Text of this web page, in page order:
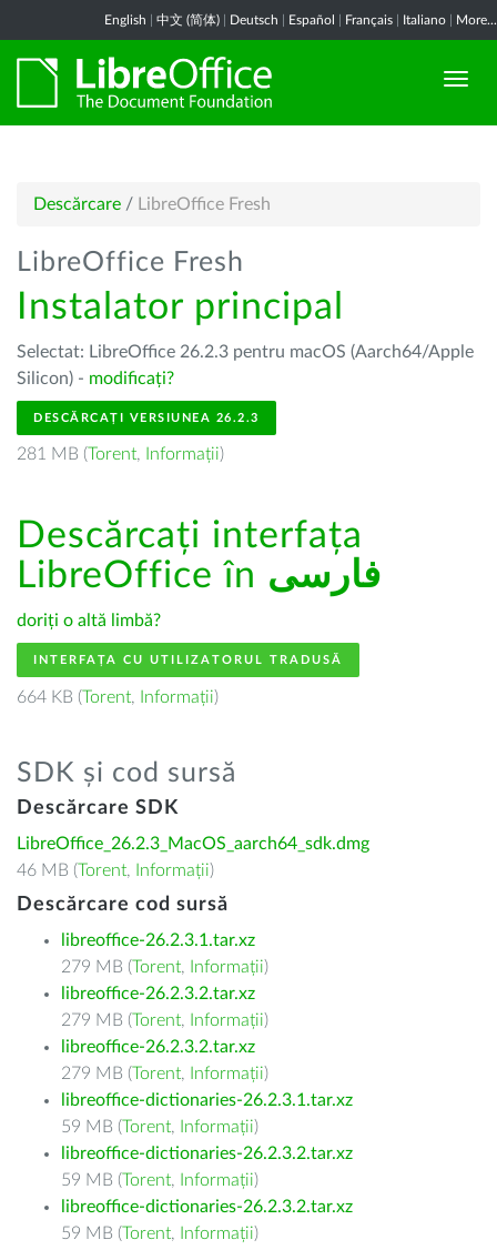
English 中文 (简体) Deutsch Español Français Italiano More...
Descărcare / LibreOffice Fresh
LibreOffice Fresh
Instalator principal
Selectat: LibreOffice 26.2.3 pentru macOS (Aarch64/Apple
Silicon) - modificați?
DESCĂRCAȚI VERSIUNEA 26.2.3
281 MB (Torent, Informații)
Descărcați interfața
LibreOffice în فارسى
doriți o altă limbă?
INTERFAȚA CU UTILIZATORUL TRADUSĂ
664 KB (Torent, Informații)
SDK și cod sursă
Descărcare SDK
LibreOffice_26.2.3_MacOS_aarch64_sdk.dmg
46 MB (Torent, Informații)
Descărcare cod sursă
libreoffice-26.2.3.1.tar.xz
279 MB (Torent, Informații)
libreoffice-26.2.3.2.tar.xz
279 MB (Torent, Informații)
libreoffice-26.2.3.2.tar.xz
279 MB (Torent, Informații)
libreoffice-dictionaries-26.2.3.1.tar.xz
59 MB (Torent, Informații)
libreoffice-dictionaries-26.2.3.2.tar.xz
59 MB (Torent, Informații)
libreoffice-dictionaries-26.2.3.2.tar.xz
59 MB (Torent, Informații)